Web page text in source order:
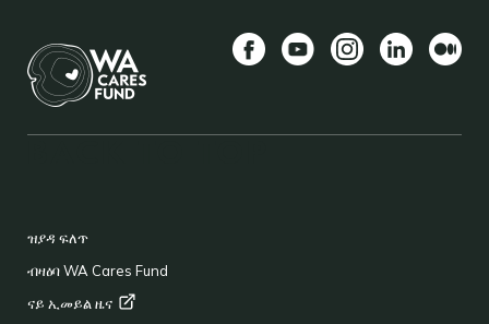
ዝያዳ ፍለጥ
ብዛዕባ WA Cares Fund
ናይ ኢመይልዜና